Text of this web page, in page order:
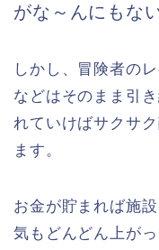
がな～んにもな
しかし、冒険者の
などはそのまま引
れていけばサクサ
ます。
お金が貯まれば施
気もどんどん上がっ